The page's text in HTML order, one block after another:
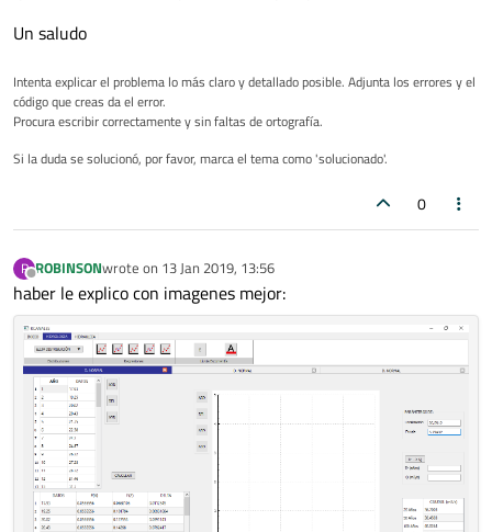
Un saludo
Intenta explicar el problema lo más claro y detallado posible. Adjunta los errores y el
código que creas da el error.
Procura escribir correctamente y sin faltas de ortografía.
Si la duda se solucionó, por favor, marca el tema como 'solucionado'.
0
R
Offline
ROBINSONwrote on 13 Jan 2019, 13:56
last edited by
haber le explico con imagenes mejor: